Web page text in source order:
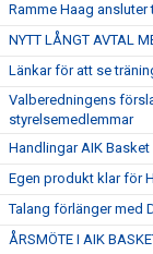
Ramme Haag ansluter
NYTT LÅNGT AVTAL
Länkar för att se
Valberedningens
styrelsemedlemmar
Handlingar AIK
Egen produkt klar för
Talang förlänger med
ÅRSMÖTE I AIK